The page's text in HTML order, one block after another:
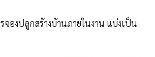
จองปลูกสร้างบ้านภายในงาน แบ่งเป็น